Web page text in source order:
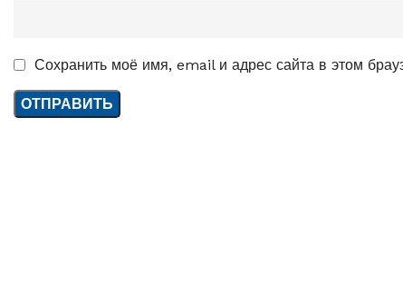
Сохранить моё имя, email и адрес сайта в этом